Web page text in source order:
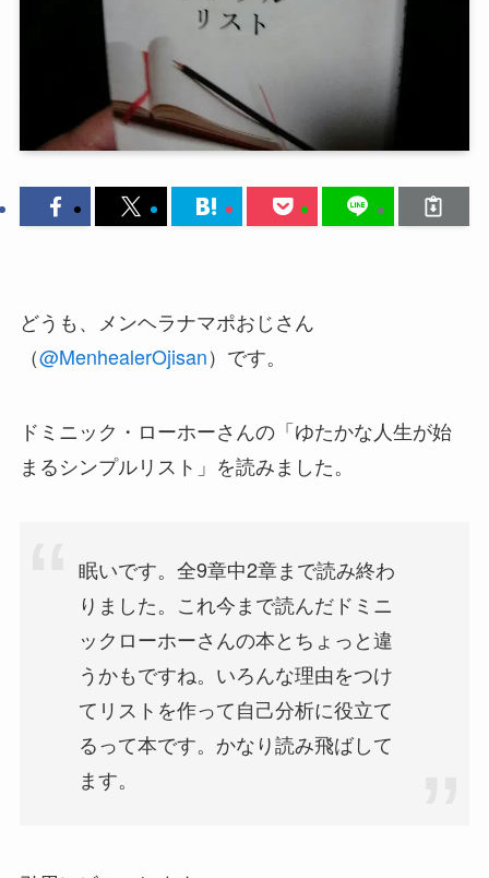
どうも、メンヘラナマポおじさん
（@MenhealerOjisan）です。
ドミニック・ローホーさんの「ゆたかな人生が始
まるシンプルリスト」を読みました。
眠いです。全9章中2章まで読み終わ
りました。これ今まで読んだドミニ
ックローホーさんの本とちょっと違
うかもですね。いろんな理由をつけ
てリストを作って自己分析に役立て
るって本です。かなり読み飛ばして
ます。